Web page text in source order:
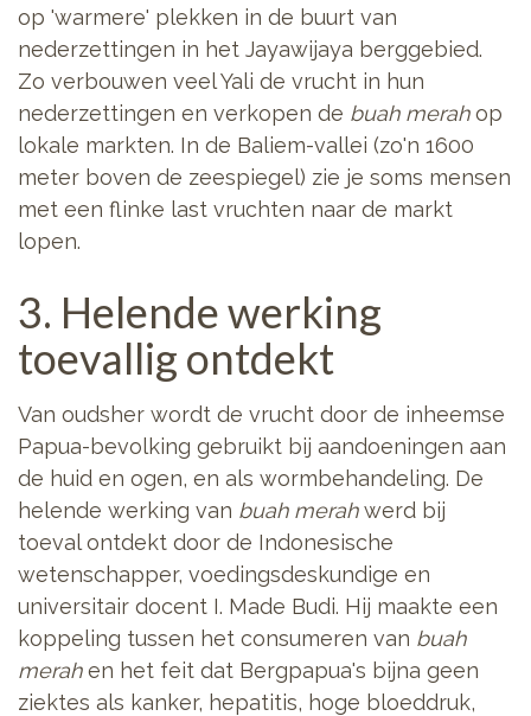
op 'warmere' plekken in de buurt van
nederzettingen in het Jayawijaya berggebied.
Zo verbouwen veel Yali de vrucht in hun
nederzettingen en verkopen de buah merahop
lokale markten. In de Baliem-vallei (zo'n 1600
meter boven de zeespiegel) zie je soms mensen
met een flinke last vruchten naar de markt
lopen.
3. Helende werking
toevallig ontdekt
Van oudsher wordt de vrucht door de inheemse
Papua-bevolking gebruikt bij aandoeningen aan
de huid en ogen, en als wormbehandeling. De
helende werking van buah merahwerd bij
toeval ontdekt door de Indonesische
wetenschapper, voedingsdeskundige en
universitair docent I. Made Budi. Hij maakte een
koppeling tussen het consumeren van buah
merahen het feit dat Bergpapua's bijna geen
ziektes als kanker, hepatitis, hoge bloeddruk,